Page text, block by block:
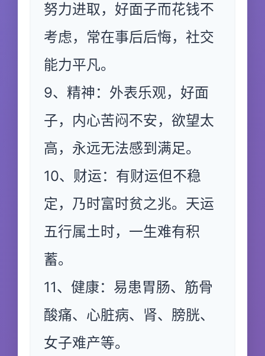
努力进取，好面子而花钱不
考虑，常在事后后悔，社交
能力平凡。
9、精神：外表乐观，好面
子，内心苦闷不安，欲望太
高，永远无法感到满足。
10、财运：有财运但不稳
定，乃时富时贫之兆。天运
五行属土时，一生难有积
蓄。
11、健康：易患胃肠、筋骨
酸痛、心脏病、肾、膀胱、
女子难产等。